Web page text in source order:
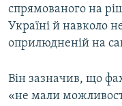
спрямованого на
Україні й навколо
оприлюдненій на
Він зазначив, що
«не мали